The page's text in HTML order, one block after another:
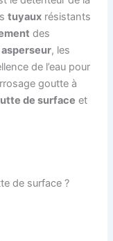
tuyaux résistants
des
asperseur, les
de l’eau pour
goutte à
de surface et
de surface ?